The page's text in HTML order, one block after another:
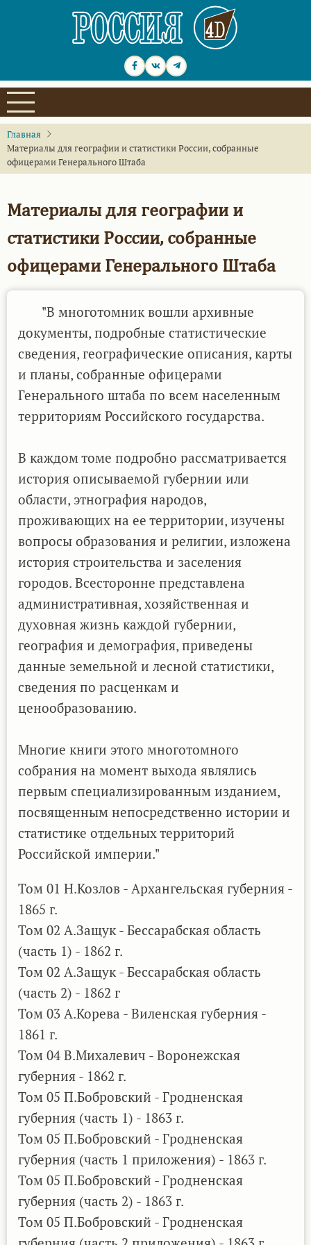
Главная
Материалы для географии и статистики России, собранные
офицерами Генерального Штаба
Материалы для географии и
статистики России, собранные
офицерами Генерального Штаба
"В многотомник вошли архивные
документы, подробные статистические
сведения, географические описания, карты
и планы, собранные офицерами
Генерального штаба по всем населенным
территориям Российского государства.
В каждом томе подробно рассматривается
история описываемой губернии или
области, этнография народов,
проживающих на ее территории, изучены
вопросы образования и религии, изложена
история строительства и заселения
городов. Всесторонне представлена
административная, хозяйственная и
духовная жизнь каждой губернии,
география и демография, приведены
данные земельной и лесной статистики,
сведения по расценкам и
ценообразованию.
Многие книги этого многотомного
собрания на момент выхода являлись
первым специализированным изданием,
посвященным непосредственно истории и
статистике отдельных территорий
Российской империи."
Том 01 Н.Козлов - Архангельская губерния -
1865 г.
Том 02 А.Защук - Бессарабская область
(часть 1) - 1862 г.
Том 02 А.Защук - Бессарабская область
(часть 2) - 1862 г
Том 03 А.Корева - Виленская губерния -
1861 г.
Том 04 В.Михалевич - Воронежская
губерния - 1862 г.
Том 05 П.Бобровский - Гродненская
губерния (часть 1) - 1863 г.
Том 05 П.Бобровский - Гродненская
губерния (часть 1 приложения) - 1863 г.
Том 05 П.Бобровский - Гродненская
губерния (часть 2) - 1863 г.
Том 05 П.Бобровский - Гродненская